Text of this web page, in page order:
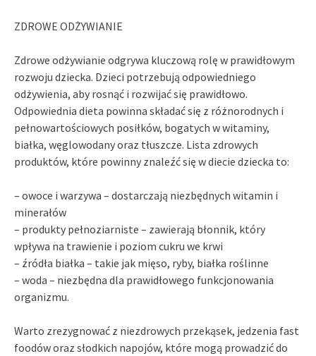
ZDROWE ODŻYWIANIE
Zdrowe odżywianie odgrywa kluczową rolę w prawidłowym
rozwoju dziecka. Dzieci potrzebują odpowiedniego
odżywienia, aby rosnąć i rozwijać się prawidłowo.
Odpowiednia dieta powinna składać się z różnorodnych i
pełnowartościowych posiłków, bogatych w witaminy,
białka, węglowodany oraz tłuszcze. Lista zdrowych
produktów, które powinny znaleźć się w diecie dziecka to:
– owoce i warzywa – dostarczają niezbędnych witamin i
minerałów
– produkty pełnoziarniste – zawierają błonnik, który
wpływa na trawienie i poziom cukru we krwi
– źródła białka – takie jak mięso, ryby, białka roślinne
– woda – niezbędna dla prawidłowego funkcjonowania
organizmu.
Warto zrezygnować z niezdrowych przekąsek, jedzenia fast
foodów oraz słodkich napojów, które mogą prowadzić do